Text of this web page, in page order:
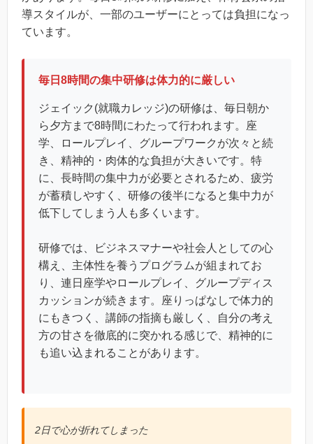
導スタイルが、一部のユーザーにとっては負担になっ
ています。
毎日8時間の集中研修は体力的に厳しい
ジェイック(就職カレッジ)の研修は、毎日朝か
ら夕方まで8時間にわたって行われます。座
学、ロールプレイ、グループワークが次々と続
き、精神的・肉体的な負担が大きいです。特
に、長時間の集中力が必要とされるため、疲労
が蓄積しやすく、研修の後半になると集中力が
低下してしまう人も多くいます。
研修では、ビジネスマナーや社会人としての心
構え、主体性を養うプログラムが組まれてお
り、連日座学やロールプレイ、グループディス
カッションが続きます。座りっぱなしで体力的
にもきつく、講師の指摘も厳しく、自分の考え
方の甘さを徹底的に突かれる感じで、精神的に
も追い込まれることがあります。
2日で心が折れてしまった